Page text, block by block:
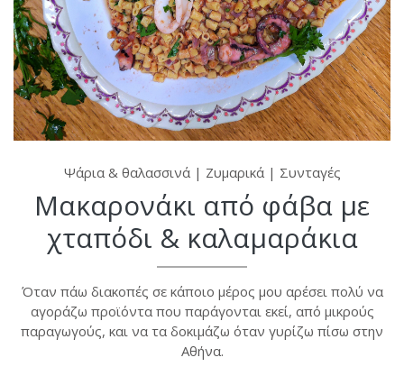
Ψάρια & θαλασσινά| Ζυμαρικά| Συνταγές
Μακαρονάκι από φάβα με
χταπόδι & καλαμαράκια
Όταν πάω διακοπές σε κάποιο μέρος μου αρέσει πολύ να
αγοράζω προϊόντα που παράγονται εκεί, από μικρούς
παραγωγούς, και να τα δοκιμάζω όταν γυρίζω πίσω στην
Αθήνα.